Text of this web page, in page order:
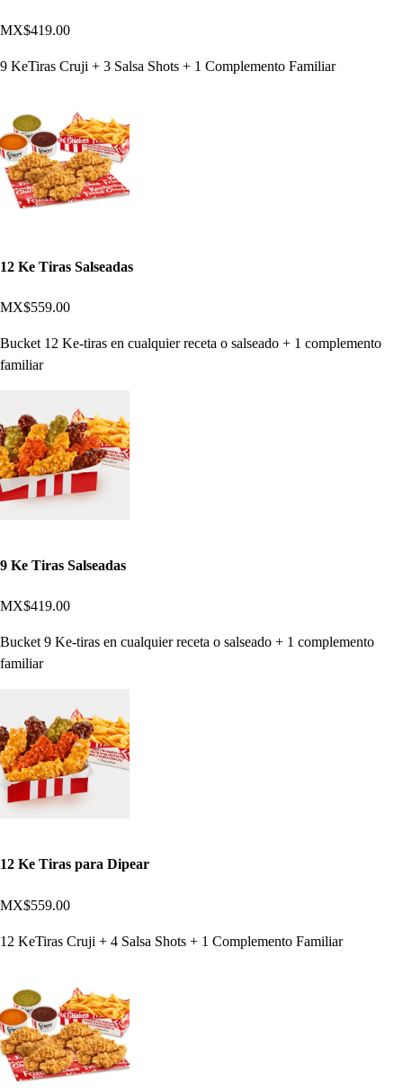
MX$419.00
9 KeTiras Cruji + 3 Salsa Shots + 1 Complemento Familiar
12 Ke Tiras Salseadas
MX$559.00
Bucket 12 Ke-tiras en cualquier receta o salseado + 1 complemento
familiar
9 Ke Tiras Salseadas
MX$419.00
Bucket 9 Ke-tiras en cualquier receta o salseado + 1 complemento
familiar
12 Ke Tiras para Dipear
MX$559.00
12 KeTiras Cruji + 4 Salsa Shots + 1 Complemento Familiar